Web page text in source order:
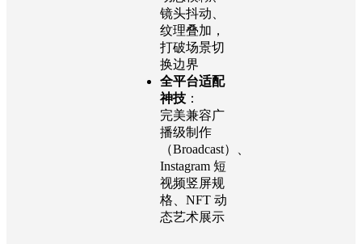
镜头抖动、
纹理叠加，
打破场景切
换边界
全平台适配
神技 ：
完美兼容广
播级制作
（Broadcast）、
Instagram 短
视频竖屏规
格、NFT 动
态艺术展示